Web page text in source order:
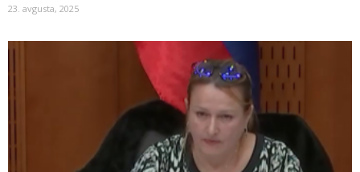
23. avgusta, 2025